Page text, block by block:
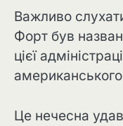
Важливо
Форт був
цієї
Це нечесна